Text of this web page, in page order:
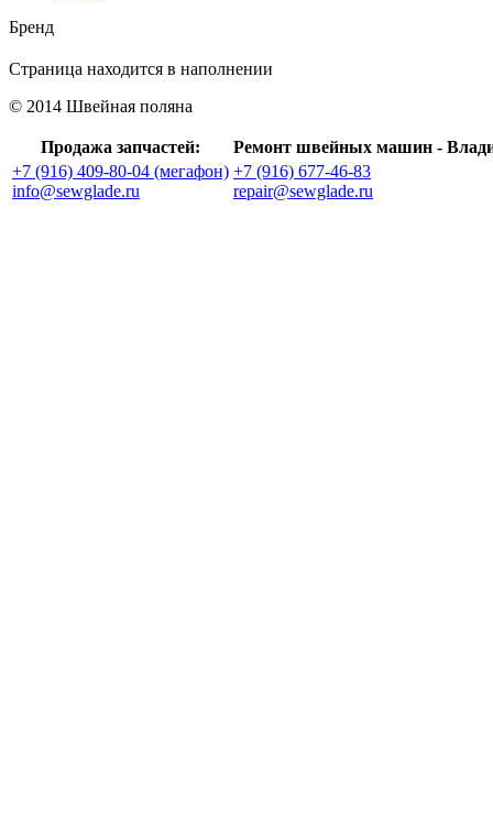
Бренд
Страница находится в наполнении
© 2014 Швейная поляна
Продажа запчастей:
Ремонт швейных машин -
+7 (916) 409-80-04 (мегафон)
info@sewglade.ru
+7 (916) 677-46-83
repair@sewglade.ru